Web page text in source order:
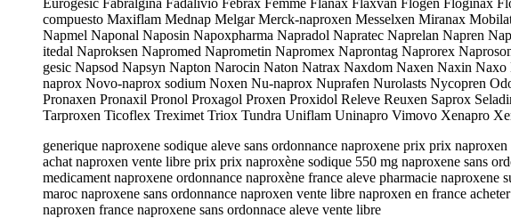
compuesto Maxiflam Mednap Melgar Merck-naproxen Messelxen Miranax
Napmel Naponal Naposin Napoxpharma Napradol Napratec Naprelan Napren
itedal Naproksen Napromed Naprometin Napromex Naprontag Naprorex
gesic Napsod Napsyn Napton Narocin Naton Natrax Naxdom Naxen Naxin
naprox Novo-naprox sodium Noxen Nu-naprox Nuprafen Nurolasts Nycopren
Pronaxen Pronaxil Pronol Proxagol Proxen Proxidol Releve Reuxen Saprox
Tarproxen Ticoflex Treximet Triox Tundra Uniflam Uninapro Vimovo Xenapro
generique naproxene sodique aleve sans ordonnance naproxene prix prix
achat naproxen vente libre prix prix naproxène sodique 550 mg naproxene sans
medicament naproxene ordonnance naproxène france aleve pharmacie
maroc naproxene sans ordonnance naproxen vente libre naproxen en france
naproxen france naproxene sans ordonnace aleve vente libre